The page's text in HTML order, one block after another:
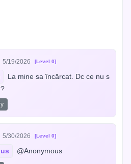
5/19/2026 [Level 0]
La mine sa încărcat. Dc ce nu s
5/30/2026 [Level 0]
@Anonymous